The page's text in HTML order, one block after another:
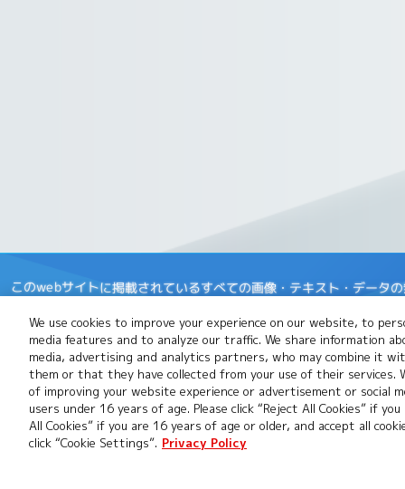
このwebサイトに掲載されているすべての画像・テキスト・データ
※Apple、Appleのロゴは、米国もしくはその他の国や地域におけ
App Storeは、Apple Inc.のサービスマークです。
※Google Playおよび Google Play ロゴは、Google LLCの商標また
※デジカ及びデジカのロゴは、株式会社バンダイの登録商標または
推奨環境について Cookies Settings
We use cookies to improve your experience on our website, to
media features and to analyze our traffic. We share information
media, advertising and analytics partners, who may combine it
them or that they have collected from your use of their services.
of improving your website experience or advertisement or social
users under 16 years of age. Please click “Reject All Cookies” if
All Cookies” if you are 16 years of age or older, and accept all
click “Cookie Settings”. Privacy Policy